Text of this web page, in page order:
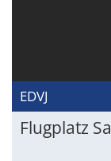
EDVJ
Flugplatz